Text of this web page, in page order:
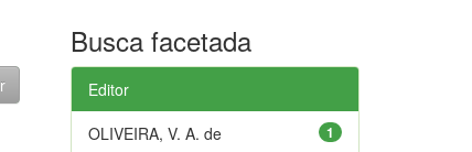
Busca facetada
Editor
1
OLIVEIRA, V. A. de